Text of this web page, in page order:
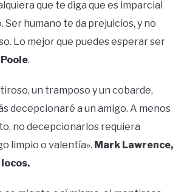
que te diga que es imparcial
Ser humano te da prejuicios, y no
Lo mejor que puedes esperar ser
.
un tramposo y un cobarde,
decepcionaré a un amigo. A menos
no decepcionarlos requiera
limpio o valentía». Mark Lawrence,